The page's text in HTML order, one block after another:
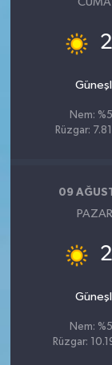
Nem:
Rüzgar:
09
PAZAR
Nem:
Rüzgar: